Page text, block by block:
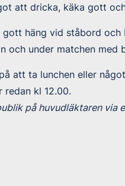
att dricka, käka gott
häng vid ståbord och
och under matchen med
att ta lunchen eller
redan kl 12.00.
på huvudläktaren via